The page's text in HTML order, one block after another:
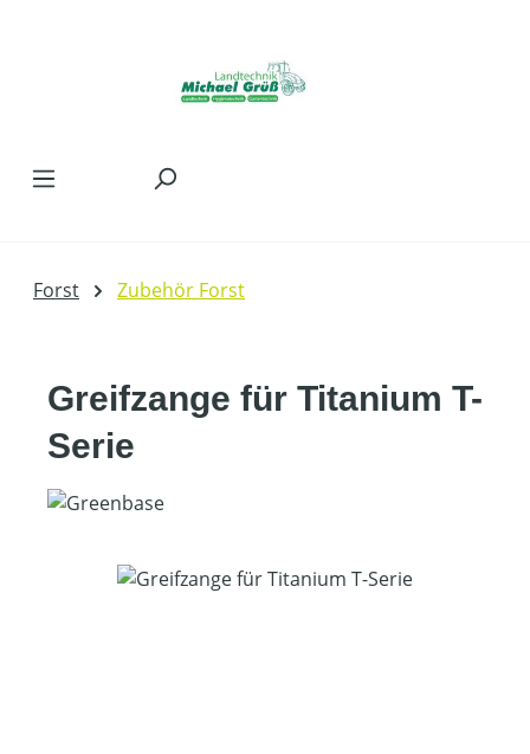
Forst Zubehör Forst
Greifzange für Titanium T-
Serie
Bildergalerie überspringen